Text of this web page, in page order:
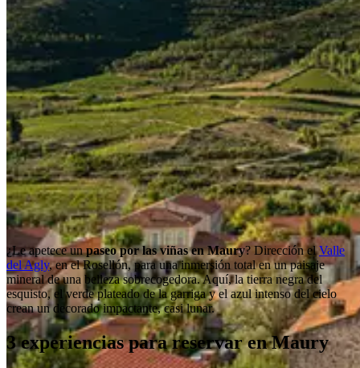
¿Le apetece unpaseo por las viñas en Maury? Dirección elValle
del Agly, en el Rosellón, para una inmersión total en un paisaje
mineral de una belleza sobrecogedora. Aquí, la tierra negra del
esquisto, el verde plateado de la garriga y el azul intenso del cielo
crean un decorado impactante, casi lunar.
3 experiencias para reservar en Maury